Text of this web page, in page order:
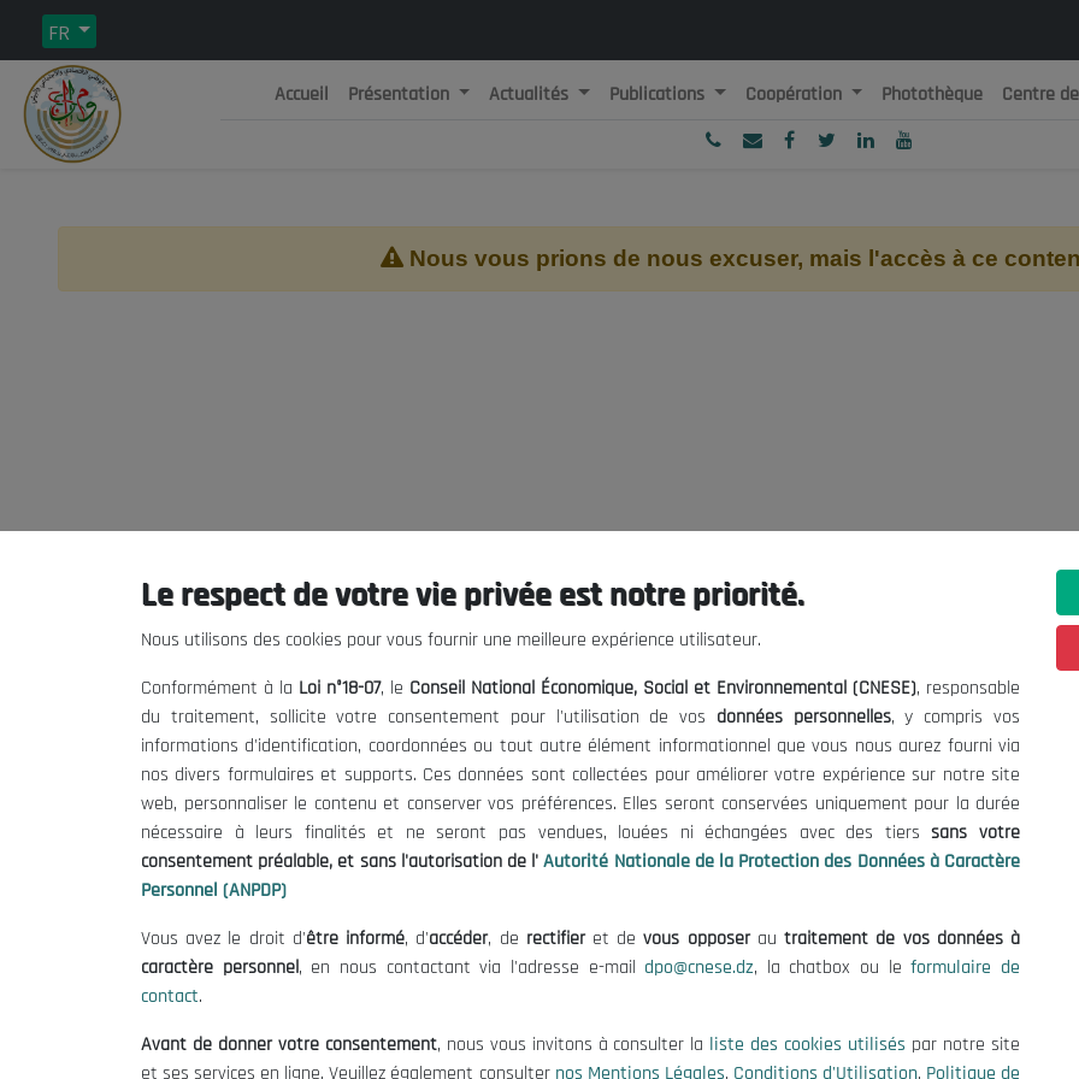
FR
République Algérienne Démocratique et Populaire
Accueil Présentation Actualités Publications Coopération Photothèque Centre
Nous vous prions de nous excuser, mais l'accès à ce
Le CNESE
Le président
Organisation
Publications
Informations utiles
Mentions Légales
Conditions d'Utilisation
Politique de Protection des Données
Politique des Cookies
contact@cnese.dz
Suggestions ou Initiatives ?
Newsletter
Inscrivez-vous, soyez le premier à
nos dernières nouvelles.
Suivez-Nous!
© 2026 Conseil National Économique, Social et Environnemental
Le respect de votre vie privée est notre priorité.
Nous utilisons des cookies pour vous fournir une meilleure expérience utilisateur.
Conformément à la Loi n°18-07, le Conseil National Économique, Social et Environnemental (CNESE), responsable
du traitement, sollicite votre consentement pour l'utilisation de vos données personnelles, y compris vos
informations d'identification, coordonnées ou tout autre élément informationnel que vous nous aurez fourni via
nos divers formulaires et supports. Ces données sont collectées pour améliorer votre expérience sur notre site
web, personnaliser le contenu et conserver vos préférences. Elles seront conservées uniquement pour la durée
nécessaire à leurs finalités et ne seront pas vendues, louées ni échangées avec des tierssans votre
consentement préalable, et sans l'autorisation de l' Autorité Nationale de la Protection des Données à Caractère
Personnel (ANPDP)
Vous avez le droit d'être informé, d'accéder, de rectifieret devous opposerautraitement de vos données à
caractère personnel, en nous contactant via l'adresse e-mail dpo@cnese.dz, la chatbox ou leformulaire de
contact.
Avant de donner votre consentement, nous vous invitons à consulter la liste des cookies utilisés par notre site
et ses services en ligne. Veuillez également consulter nos Mentions Légales, Conditions d'Utilisation, Politique de